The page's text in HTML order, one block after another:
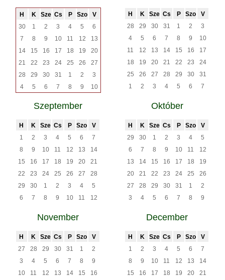
H K Sze Cs P Szo
V
30
1 2 3 4 5
6
7
8 9 10 11 12
13
14
15 16 17 18 19
20
21
22 23 24 25 26
27
28
29 30 31 1 2
3
4
5 6 7 8 9 10
H K Sze Cs P Szo
V
28
29 30 31 1 2
3
4
5 6 7 8 9
10
11
12 13 14 15 16
17
18
19 20 21 22 23
24
25
26 27 28 29 30
31
1
2 3 4 5 6 7
Szeptember
H K Sze Cs P Szo
V
1
2 3 4 5 6
7
8
9 10 11 12 13
14
15
16 17 18 19 20
21
22
23 24 25 26 27
28
29
30 1 2 3 4
5
6
7 8 9 10 11 12
Október
H K Sze Cs P Szo
V
29
30 1 2 3 4
5
6
7 8 9 10 11
12
13
14 15 16 17 18
19
20
21 22 23 24 25
26
27
28 29 30 31 1
2
3
4 5 6 7 8 9
November
H K Sze Cs P Szo
V
27
28 29 30 31 1
2
3
4 5 6 7 8
9
10
11 12 13 14 15
16
December
H K Sze Cs P Szo
V
1
2 3 4 5 6
7
8
9 10 11 12 13
14
15
16 17 18 19 20
21